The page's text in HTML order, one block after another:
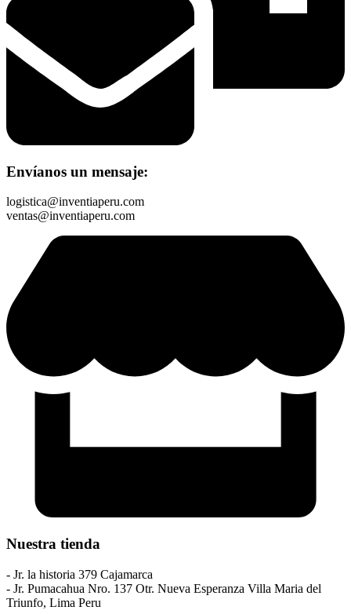
Envíanos un mensaje:
logistica@inventiaperu.com
ventas@inventiaperu.com
Nuestra tienda
- Jr. la historia 379 Cajamarca
- Jr. Pumacahua Nro. 137 Otr. Nueva Esperanza Villa Maria del
Triunfo, Lima Peru